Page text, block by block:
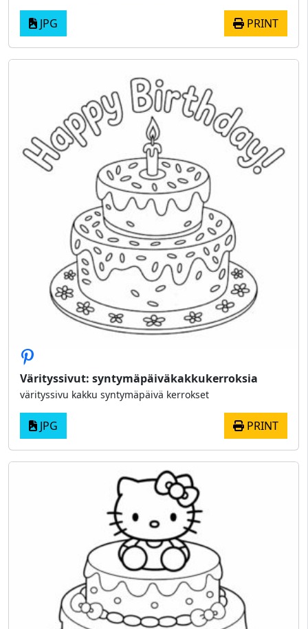
JPG PRINT
Värityssivut: syntymäpäiväkakkukerroksia
värityssivu kakku syntymäpäivä kerrokset
JPG PRINT